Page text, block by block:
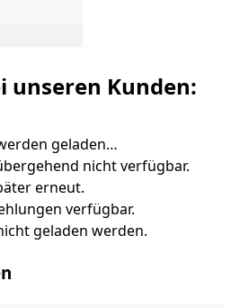
unseren Kunden:
geladen…
nicht verfügbar.
erneut.
verfügbar.
geladen werden.